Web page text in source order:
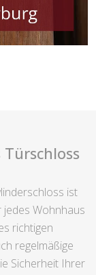
ist
Wohnhaus
richtigen
regelmäßige
Sicherheit Ihrer